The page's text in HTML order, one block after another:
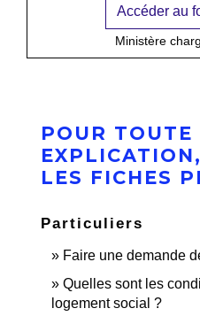
Accéder au
Ministère
POUR TOUTE
LES FICHES
Particuliers
Faire une demande
Quelles sont les
logement social ?